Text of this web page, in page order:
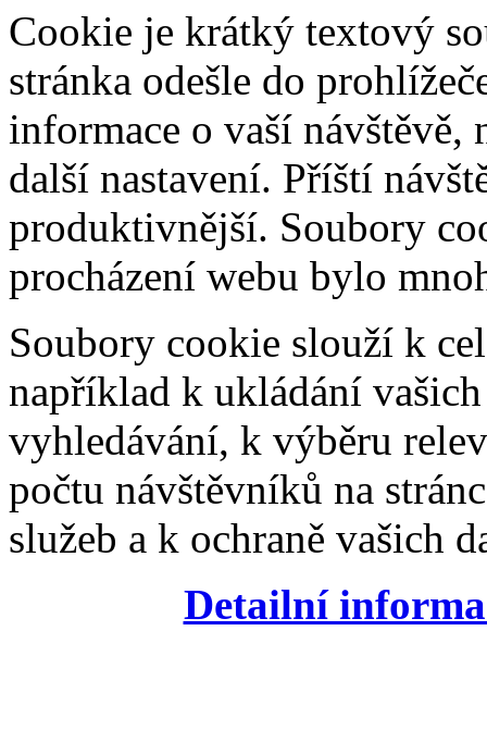
Cookie je krátký textový
stránka odešle do
informace o vaší
další nastavení. Příští
produktivnější. Soubory
procházení webu bylo
Soubory cookie slouží k
například k ukládání
vyhledávání, k výběru
počtu návštěvníků na
služeb a k ochraně vašich
Detailní